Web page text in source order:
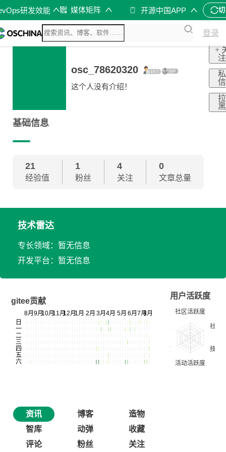
研发效能 媒体矩阵 开源中国APP
登录
osc_78620320
这个人没有介绍！
+
注
私
信
拉
黑
基础信息
21
经验值
1
粉丝
4
关注
0
文章总量
技术雷达
专长领域：暂无信息
开发平台：暂无信息
gitee贡献
用户活跃度
资讯 博客
造物
智库
动弹
收藏
评论
粉丝 关注